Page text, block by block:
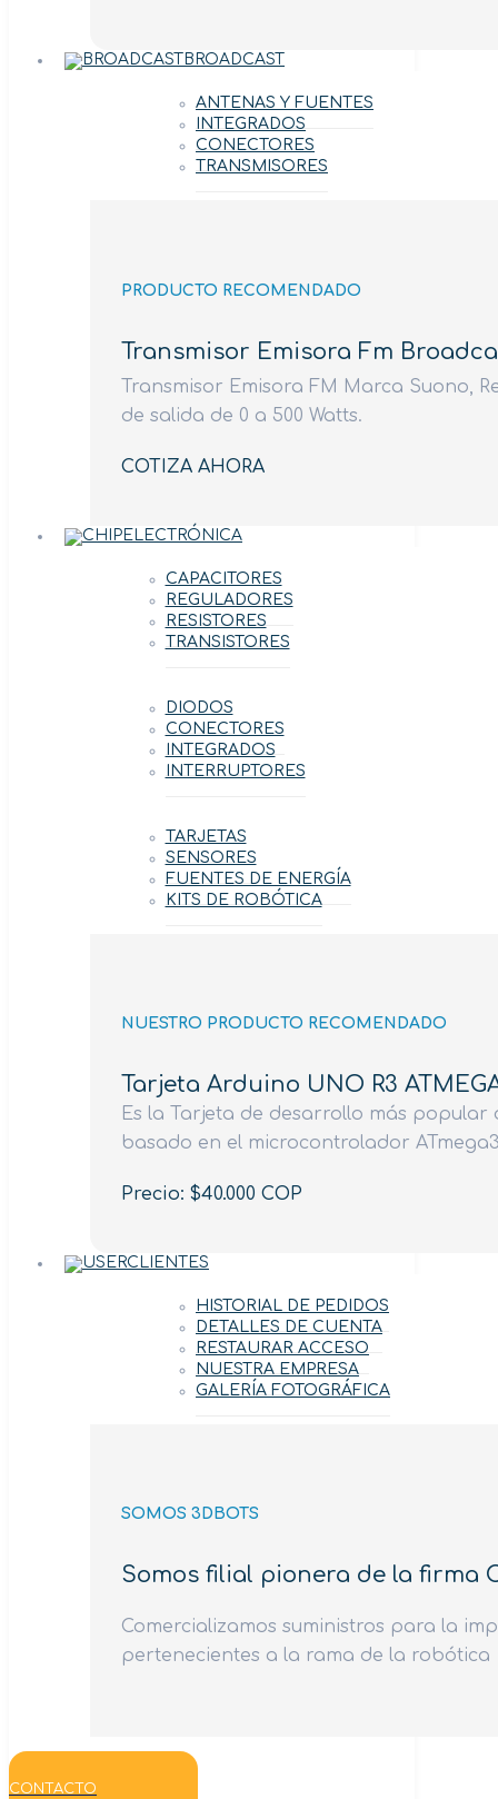
BROADCAST
ANTENAS Y FUENTES
INTEGRADOS
CONECTORES
TRANSMISORES
PRODUCTO RECOMENDADO
Transmisor Emisora Fm
Transmisor Emisora FM Marca Suono,
de salida de 0 a 500 Watts.
COTIZA AHORA
ELECTRÓNICA
CAPACITORES
REGULADORES
RESISTORES
TRANSISTORES
DIODOS
CONECTORES
INTEGRADOS
INTERRUPTORES
TARJETAS
SENSORES
FUENTES DE ENERGÍA
KITS DE ROBÓTICA
NUESTRO PRODUCTO RECOMENDADO
Tarjeta Arduino UNO R3
Es la Tarjeta de desarrollo más popular
basado en el microcontrolador
Precio: $40.000 COP
CLIENTES
HISTORIAL DE PEDIDOS
DETALLES DE CUENTA
RESTAURAR ACCESO
NUESTRA EMPRESA
GALERÍA FOTOGRÁFICA
SOMOS 3DBOTS
Somos filial pionera de la firma
Comercializamos suministros para la
pertenecientes a la rama de la robótica
CONTACTO